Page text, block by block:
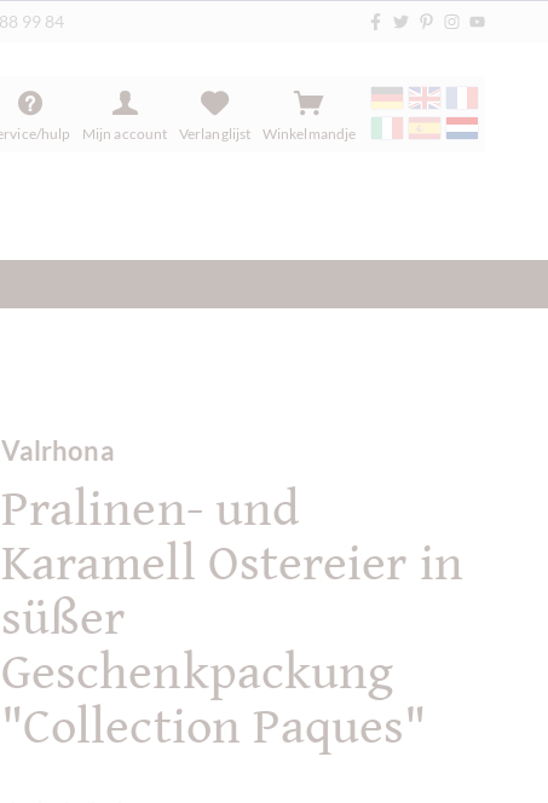
99 84
hulp Mijn account Verlanglijst Winkelmandje
Valrhona
Pralinen- und
Karamell Ostereier in
süßer
Geschenkpackung
"Collection Paques"